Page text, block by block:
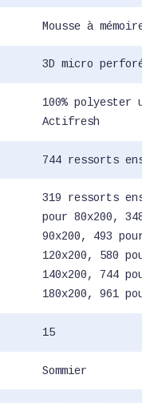
Mousse à
3D micro
100%
Actifresh
744 ressorts
319 ressorts
pour 80x200,
90x200, 493
120x200, 580
140x200, 744
180x200, 961
15
Sommier